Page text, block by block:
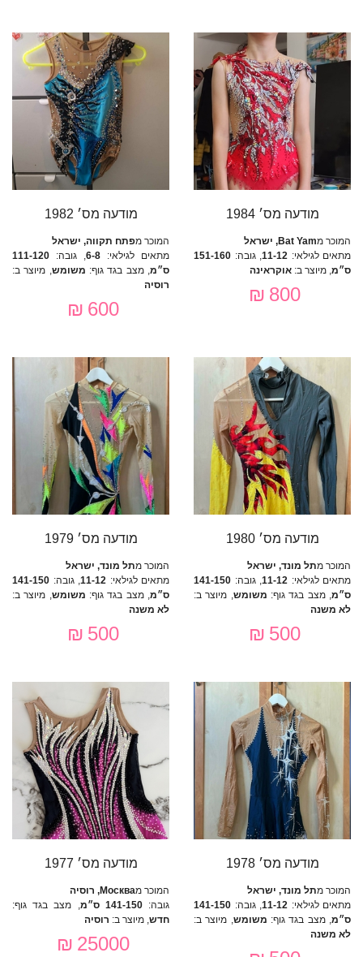
מודעה מס׳ 1984
המוכר מBat Yam, ישראל
מתאים לגילאי: 11-12, גובה: 151-160
ס״מ, מיוצר ב: אוקראינה
800 ₪
מודעה מס׳ 1982
המוכר מפתח תקווה, ישראל
מתאים לגילאי: 6-8, גובה: 111-120
ס״מ, מצב בגד גוף: משומש, מיוצר ב:
רוסיה
600 ₪
מודעה מס׳ 1980
המוכר מתל מונד, ישראל
מתאים לגילאי: 11-12, גובה: 141-150
ס״מ, מצב בגד גוף: משומש, מיוצר ב:
לא משנה
500 ₪
מודעה מס׳ 1979
המוכר מתל מונד, ישראל
מתאים לגילאי: 11-12, גובה: 141-150
ס״מ, מצב בגד גוף: משומש, מיוצר ב:
לא משנה
500 ₪
מודעה מס׳ 1978
המוכר מתל מונד, ישראל
מתאים לגילאי: 11-12, גובה: 141-150
ס״מ, מצב בגד גוף: משומש, מיוצר ב:
לא משנה
מודעה מס׳ 1977
המוכר מМосква, רוסיה
גובה:141-150 ס״מ
, מצב בגד גוף:
חדש, מיוצר ב: רוסיה
25000 ₪